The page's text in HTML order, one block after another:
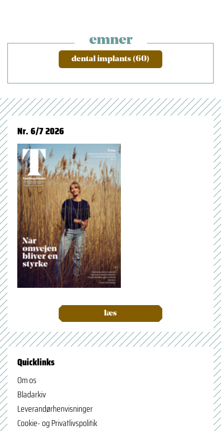
emner
dental implants (60)
Nr. 6/7 2026
læs
Quicklinks
Om os
Bladarkiv
Leverandørhenvisninger
Cookie- og Privatlivspolitik